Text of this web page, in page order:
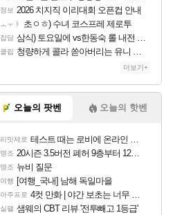
정보 2026 치지직 이리대회 오픈컵 안내
ㅗㅜㅑ 초ㅇㅎ) 수녀 코스프레 제로투
잡담 삼식) 토요일에 vs한동숙 롤 내전 예정
클립 청량하게 콜라 쏟아버리는 유니 ㅋㅋㅋ
더보기+
오늘의 팟벤 오늘의 핫벤
리밋제로 테스트 때는 로비에 온라인 기능이 있는데
명조 20시즌 3.5버전 폐허 9층부터 12층까지 클리어 조합 | 죽음의 노래와 바닷속 폐허 |
명조 뉴비 질문
여행 [여행_국내] 남해 독일마을
아주프로 4컷 만화 | 야간 보초는 너무 힘들어
실팰 샘웨의 CBT 리뷰 '전투빼고 1등급'